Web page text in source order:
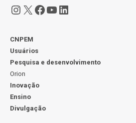
Instagram
X Facebook
Youtube
LinkedIn
CNPEM
Usuários
Pesquisa e desenvolvimento
Orion
Inovação
Ensino
Divulgação